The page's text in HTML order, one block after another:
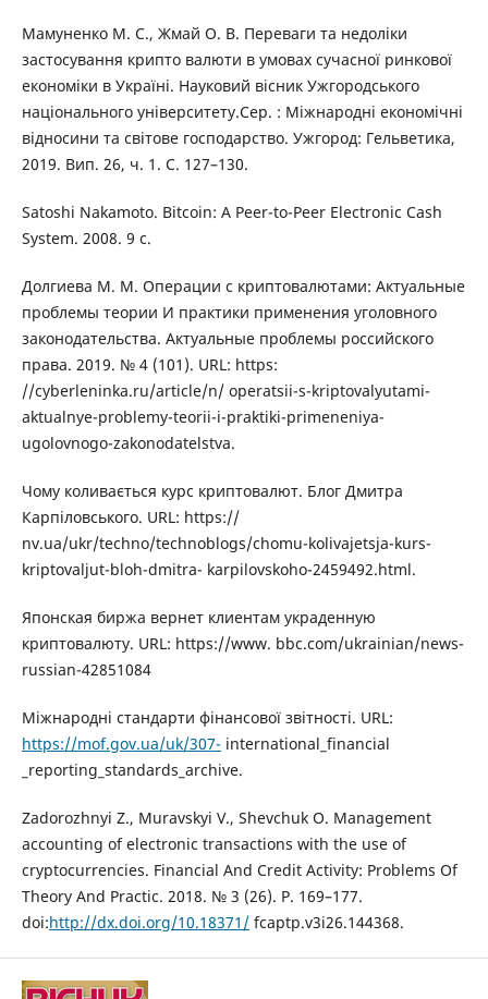
Мамуненко М. С., Жмай О. В. Переваги та недоліки
застосування крипто валюти в умовах сучасної ринкової
економіки в Україні. Науковий вісник Ужгородського
національного університету.Сер. : Міжнародні економічні
відносини та світове господарство. Ужгород: Гельветика,
2019. Вип. 26, ч. 1. С. 127–130.
Satoshi Nakamoto. Bitcoin: A Peer-to-Peer Electronic Cash
System. 2008. 9 с.
Долгиева М. М. Операции с криптовалютами: Актуальные
проблемы теории И практики применения уголовного
законодательства. Актуальные проблемы российского
права. 2019. № 4 (101). URL: https:
//cyberleninka.ru/article/n/ operatsii-s-kriptovalyutami-
aktualnye-problemy-teorii-i-praktiki-primeneniya-
ugolovnogo-zakonodatelstva.
Чому коливається курс криптовалют. Блог Дмитра
Карпіловського. URL: https://
nv.ua/ukr/techno/technoblogs/chomu-kolivajetsja-kurs-
kriptovaljut-bloh-dmitra- karpilovskoho-2459492.html.
Японская биржа вернет клиентам украденную
криптовалюту. URL: https://www. bbc.com/ukrainian/news-
russian-42851084
Міжнародні стандарти фінансової звітності. URL:
https://mof.gov.ua/uk/307- international_financial
_reporting_standards_archive.
Zadorozhnyi Z., Muravskyi V., Shevchuk O. Management
accounting of electronic transactions with the use of
cryptocurrencies. Financial And Credit Activity: Problems Of
Theory And Practic. 2018. № 3 (26). P. 169–177.
doi:http://dx.doi.org/10.18371/fcaptp.v3i26.144368.